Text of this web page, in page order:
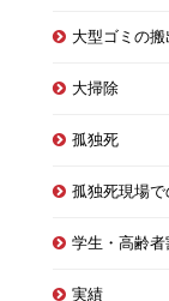
大型ゴミの搬
大掃除
孤独死
孤独死現場
学生・高齢者
実績